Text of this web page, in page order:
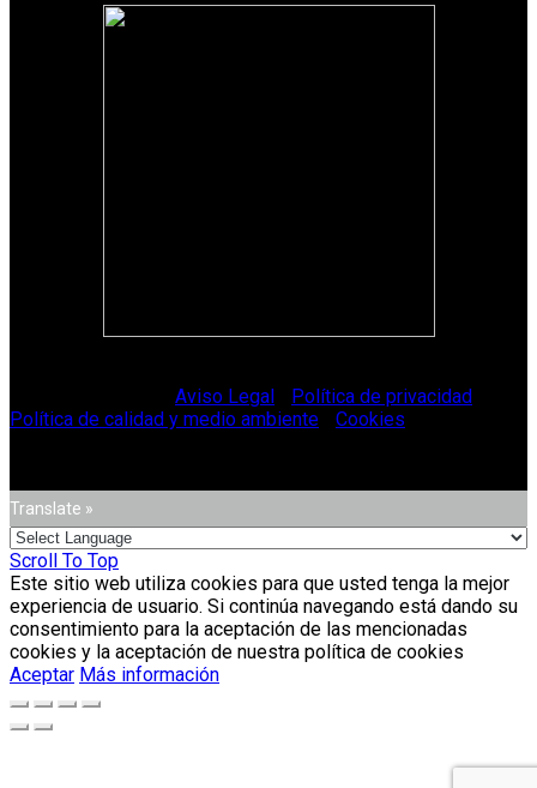
Aviso Legal Política de privacidad
Política de calidad y medio ambiente
Cookies
Translate »
Scroll To Top
Este sitio web utiliza cookies para que usted tenga la mejor
experiencia de usuario. Si continúa navegando está dando su
consentimiento para la aceptación de las mencionadas
cookies y la aceptación de nuestra política de cookies
Aceptar Más información